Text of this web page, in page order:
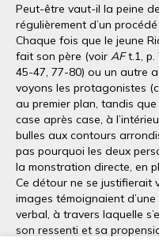
Peut-être vaut-il la peine
régulièrement d’un
Chaque fois que le jeune
fait son père (voir AFt.1, p.
45-47, 77-80) ou un autre
voyons les protagonistes
au premier plan, tandis
case après case, à
bulles aux contours
pas pourquoi les deux
la monstration directe, en
Ce détour ne se justifierait
images témoignaient
verbal, à travers laquelle
son ressenti et sa